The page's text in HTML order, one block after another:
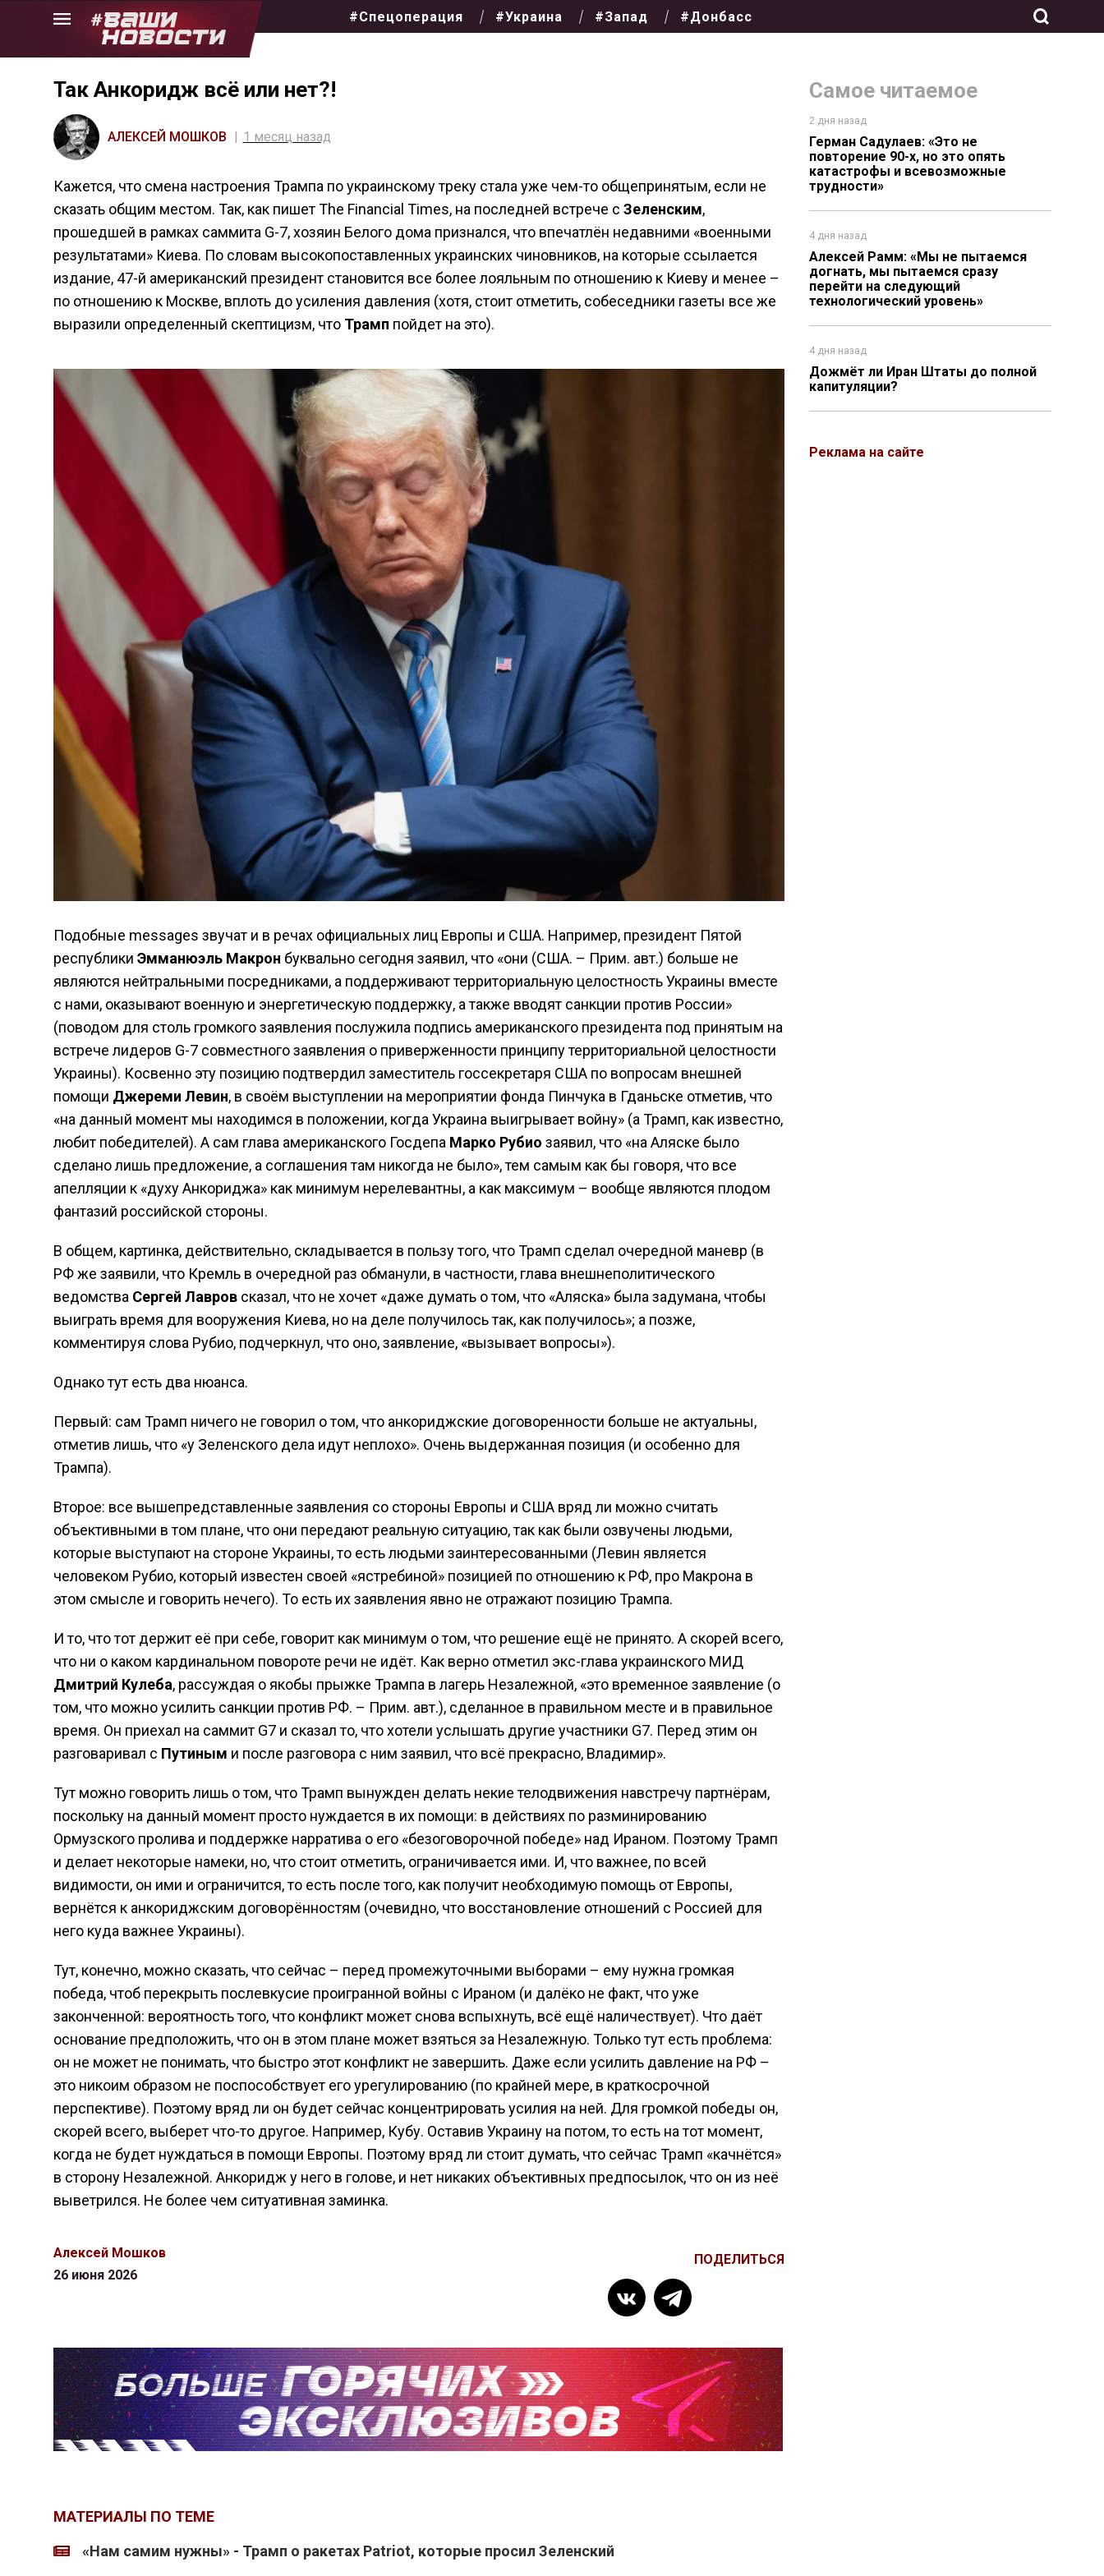
Skip
#Спецоперация #Украина #Запад #Донбасс
Самое читаемое
2 дня назад
Герман Садулаев: «Это не
повторение 90-х, но это опять
катастрофы и всевозможные
трудности»
4 дня назад
Алексей Рамм: «Мы не пытаемся
догнать, мы пытаемся сразу
перейти на следующий
технологический уровень»
4 дня назад
Дожмёт ли Иран Штаты до полной
капитуляции?
Реклама на сайте
Так Анкоридж всё или нет?!
АЛЕКСЕЙ МОШКОВ 1 месяц назад
Кажется, что смена настроения Трампа по украинскому треку стала уже чем-то общепринятым, если не
сказать общим местом. Так, как пишет The Financial Times, на последней встрече с Зеленским,
прошедшей в рамках саммита G-7, хозяин Белого дома признался, что впечатлён недавними «военными
результатами» Киева. По словам высокопоставленных украинских чиновников, на которые ссылается
издание, 47-й американский президент становится все более лояльным по отношению к Киеву и менее –
по отношению к Москве, вплоть до усиления давления (хотя, стоит отметить, собеседники газеты все же
выразили определенный скептицизм, что Трамп пойдет на это).
Подобные messages звучат и в речах официальных лиц Европы и США. Например, президент Пятой
республики Эмманюэль Макрон буквально сегодня заявил, что «они (США. – Прим. авт.) больше не
являются нейтральными посредниками, а поддерживают территориальную целостность Украины вместе
с нами, оказывают военную и энергетическую поддержку, а также вводят санкции против России»
(поводом для столь громкого заявления послужила подпись американского президента под принятым на
встрече лидеров G-7 совместного заявления о приверженности принципу территориальной целостности
Украины). Косвенно эту позицию подтвердил заместитель госсекретаря США по вопросам внешней
помощи Джереми Левин, в своём выступлении на мероприятии фонда Пинчука в Гданьске отметив, что
«на данный момент мы находимся в положении, когда Украина выигрывает войну» (а Трамп, как известно,
любит победителей). А сам глава американского Госдепа Марко Рубио заявил, что «на Аляске было
сделано лишь предложение, а соглашения там никогда не было», тем самым как бы говоря, что все
апелляции к «духу Анкориджа» как минимум нерелевантны, а как максимум – вообще являются плодом
фантазий российской стороны.
В общем, картинка, действительно, складывается в пользу того, что Трамп сделал очередной маневр (в
РФ же заявили, что Кремль в очередной раз обманули, в частности, глава внешнеполитического
ведомства Сергей Лавровсказал, что не хочет «даже думать о том, что «Аляска» была задумана, чтобы
выиграть время для вооружения Киева, но на деле получилось так, как получилось»; а позже,
комментируя слова Рубио, подчеркнул, что оно, заявление, «вызывает вопросы»).
Однако тут есть два нюанса.
Первый: сам Трамп ничего не говорил о том, что анкориджские договоренности больше не актуальны,
отметив лишь, что «у Зеленского дела идут неплохо». Очень выдержанная позиция (и особенно для
Трампа).
Второе: все вышепредставленные заявления со стороны Европы и США вряд ли можно считать
объективными в том плане, что они передают реальную ситуацию, так как были озвучены людьми,
которые выступают на стороне Украины, то есть людьми заинтересованными (Левин является
человеком Рубио, который известен своей «ястребиной» позицией по отношению к РФ, про Макрона в
этом смысле и говорить нечего). То есть их заявления явно не отражают позицию Трампа.
И то, что тот держит её при себе, говорит как минимум о том, что решение ещё не принято. А скорей всего,
что ни о каком кардинальном повороте речи не идёт. Как верно отметил экс-глава украинского МИД
Дмитрий Кулеба, рассуждая о якобы прыжке Трампа в лагерь Незалежной, «это временное заявление (о
том, что можно усилить санкции против РФ. – Прим. авт.), сделанное в правильном месте и в правильное
время. Он приехал на саммит G7 и сказал то, что хотели услышать другие участники G7. Перед этим он
разговаривал с Путиным и после разговора с ним заявил, что всё прекрасно, Владимир».
Тут можно говорить лишь о том, что Трамп вынужден делать некие телодвижения навстречу партнёрам,
поскольку на данный момент просто нуждается в их помощи: в действиях по разминированию
Ормузского пролива и поддержке нарратива о его «безоговорочной победе» над Ираном. Поэтому Трамп
и делает некоторые намеки, но, что стоит отметить, ограничивается ими. И, что важнее, по всей
видимости, он ими и ограничится, то есть после того, как получит необходимую помощь от Европы,
вернётся к анкориджским договорённостям (очевидно, что восстановление отношений с Россией для
него куда важнее Украины).
Тут, конечно, можно сказать, что сейчас – перед промежуточными выборами – ему нужна громкая
победа, чтоб перекрыть послевкусие проигранной войны с Ираном (и далёко не факт, что уже
законченной: вероятность того, что конфликт может снова вспыхнуть, всё ещё наличествует). Что даёт
основание предположить, что он в этом плане может взяться за Незалежную. Только тут есть проблема:
он не может не понимать, что быстро этот конфликт не завершить. Даже если усилить давление на РФ –
это никоим образом не поспособствует его урегулированию (по крайней мере, в краткосрочной
перспективе). Поэтому вряд ли он будет сейчас концентрировать усилия на ней. Для громкой победы он,
скорей всего, выберет что-то другое. Например, Кубу. Оставив Украину на потом, то есть на тот момент,
когда не будет нуждаться в помощи Европы. Поэтому вряд ли стоит думать, что сейчас Трамп «качнётся»
в сторону Незалежной. Анкоридж у него в голове, и нет никаких объективных предпосылок, что он из неё
выветрился. Не более чем ситуативная заминка.
Алексей Мошков
26 июня 2026
ПОДЕЛИТЬСЯ
МАТЕРИАЛЫ ПО ТЕМЕ
«Нам самим нужны» - Трамп о ракетах Patriot, которые просил Зеленский